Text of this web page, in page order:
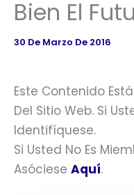
Bien El
30 De Marzo De 2016
Este Contenido
Del Sitio Web. Si
Identifíquese.
Si Usted No Es
Asóciese Aquí.